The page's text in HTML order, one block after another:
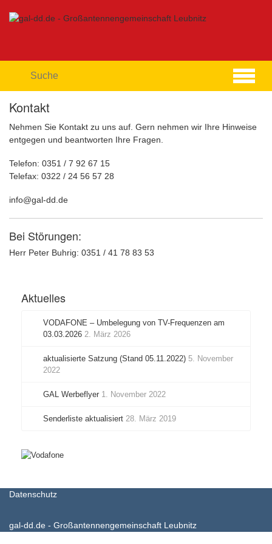
Kontakt
Nehmen Sie Kontakt zu uns auf. Gern nehmen wir Ihre Hinweise
entgegen und beantworten Ihre Fragen.
Telefon: 0351 / 7 92 67 15
Telefax: 0322 / 24 56 57 28
info@gal-dd.de
Bei Störungen:
Herr Peter Buhrig: 0351 / 41 78 83 53
Aktuelles
VODAFONE – Umbelegung von TV-Frequenzen am
03.03.2026 2. März 2026
aktualisierte Satzung (Stand 05.11.2022) 5. November
2022
GAL Werbeflyer 1. November 2022
Senderliste aktualisiert 28. März 2019
Datenschutz
gal-dd.de - Großantennengemeinschaft Leubnitz